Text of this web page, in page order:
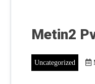
Metin2
Uncategorized